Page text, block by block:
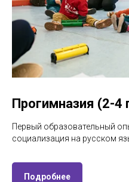
Прогимназия (2-4
Первый образовательный
социализация на русском
Подробнее